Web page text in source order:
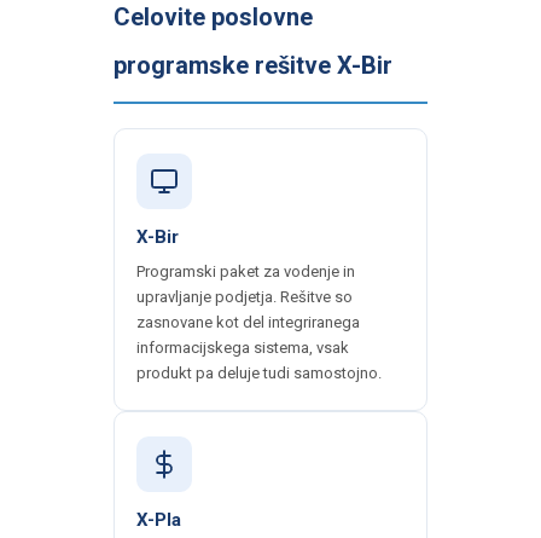
Celovite poslovne
programske rešitve X-Bir
X-Bir
Programski paket za vodenje in
upravljanje podjetja. Rešitve so
zasnovane kot del integriranega
informacijskega sistema, vsak
produkt pa deluje tudi samostojno.
X-Pla